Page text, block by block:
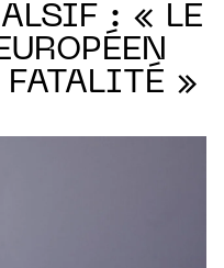
: « LE
FATALITÉ »